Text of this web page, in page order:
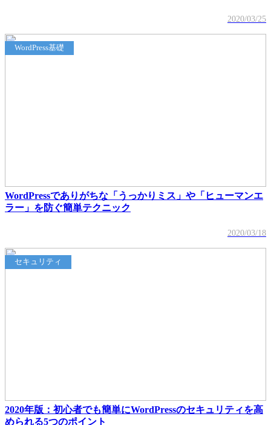
2020/03/25
WordPress基礎
WordPressでありがちな「うっかりミス」や「ヒューマンエ
ラー」を防ぐ簡単テクニック
2020/03/18
セキュリティ
2020年版：初心者でも簡単にWordPressのセキュリティを高
められる5つのポイント